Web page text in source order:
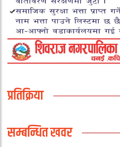
प्रतिक्रिया
सम्बन्धित खवर